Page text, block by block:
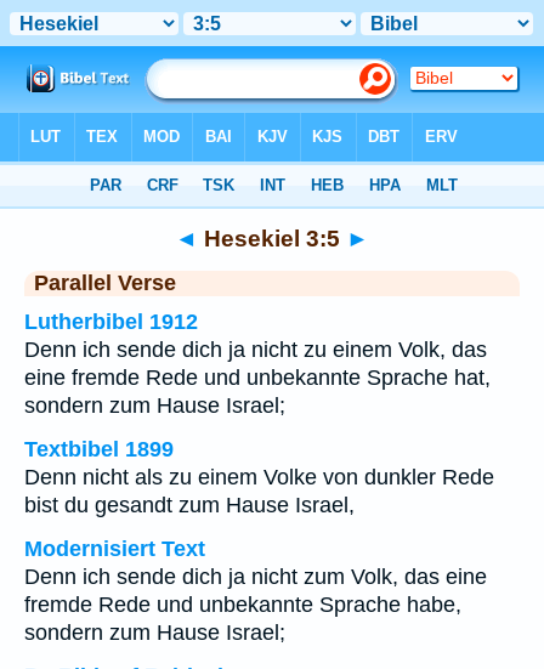
◄ Hesekiel 3:5 ►
Parallel Verse
Lutherbibel 1912
Denn ich sende dich ja nicht zu einem Volk, das
eine fremde Rede und unbekannte Sprache hat,
sondern zum Hause Israel;
Textbibel 1899
Denn nicht als zu einem Volke von dunkler Rede
bist du gesandt zum Hause Israel,
Modernisiert Text
Denn ich sende dich ja nicht zum Volk, das eine
fremde Rede und unbekannte Sprache habe,
sondern zum Hause Israel;